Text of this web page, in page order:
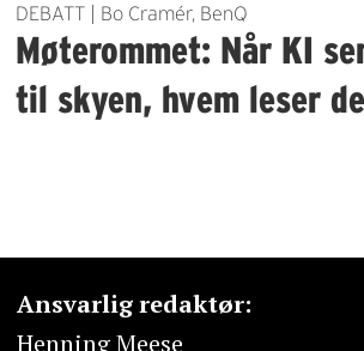
DEBATT | Bo Cramér, BenQ
Møterommet: Når KI
til skyen, hvem leser
Ansvarlig redaktør:
Henning Meese